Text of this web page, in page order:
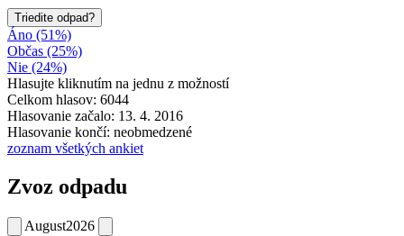
Triedite odpad?
Áno (51%)
Občas (25%)
Nie (24%)
Hlasujte kliknutím na jednu z možností
Celkom hlasov: 6044
Hlasovanie začalo: 13. 4. 2016
Hlasovanie končí: neobmedzené
zoznam všetkých ankiet
Zvoz odpadu
August2026